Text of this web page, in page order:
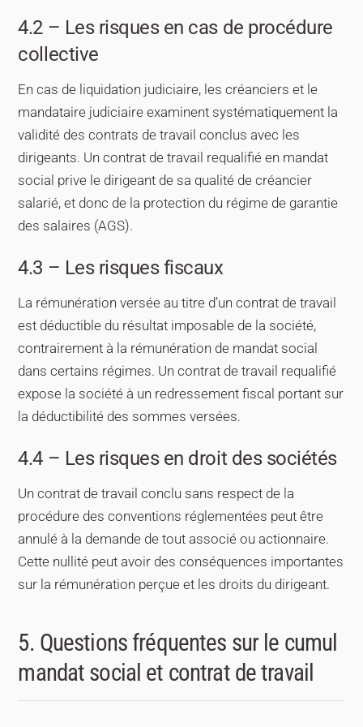
4.2 – Les risques en cas de procédure
collective
En cas de liquidation judiciaire, les créanciers et le
mandataire judiciaire examinent systématiquement la
validité des contrats de travail conclus avec les
dirigeants. Un contrat de travail requalifié en mandat
social prive le dirigeant de sa qualité de créancier
salarié, et donc de la protection du régime de garantie
des salaires (AGS).
4.3 – Les risques fiscaux
La rémunération versée au titre d’un contrat de travail
est déductible du résultat imposable de la société,
contrairement à la rémunération de mandat social
dans certains régimes. Un contrat de travail requalifié
expose la société à un redressement fiscal portant sur
la déductibilité des sommes versées.
4.4 – Les risques en droit des sociétés
Un contrat de travail conclu sans respect de la
procédure des conventions réglementées peut être
annulé à la demande de tout associé ou actionnaire.
Cette nullité peut avoir des conséquences importantes
sur la rémunération perçue et les droits du dirigeant.
5. Questions fréquentes sur le cumul
mandat social et contrat de travail